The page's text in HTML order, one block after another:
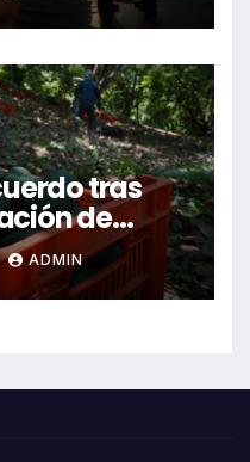
tras
de
ADMIN